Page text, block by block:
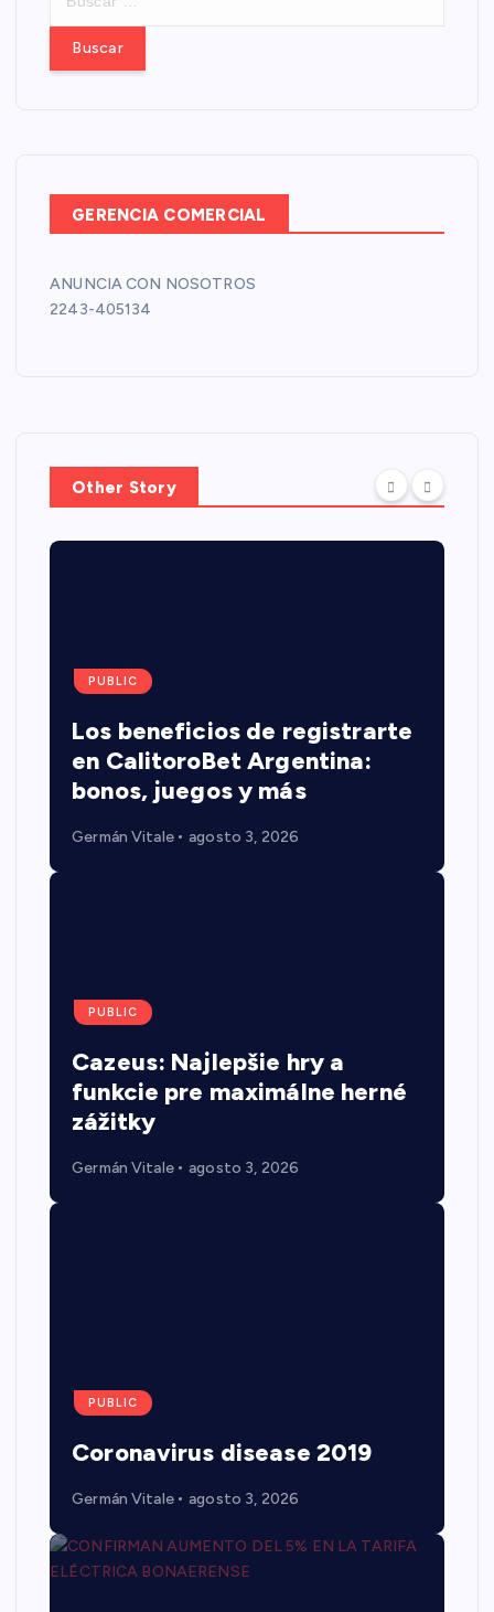
GERENCIA COMERCIAL
ANUNCIA CON NOSOTROS
2243-405134
Other Story
PUBLIC
Los beneficios de registrarte
en CalitoroBet Argentina:
bonos, juegos y más
Germán Vitale agosto 3, 2026
PUBLIC
Cazeus: Najlepšie hry a
funkcie pre maximálne herné
zážitky
Germán Vitale agosto 3, 2026
PUBLIC
Coronavirus disease 2019
Germán Vitale agosto 3, 2026